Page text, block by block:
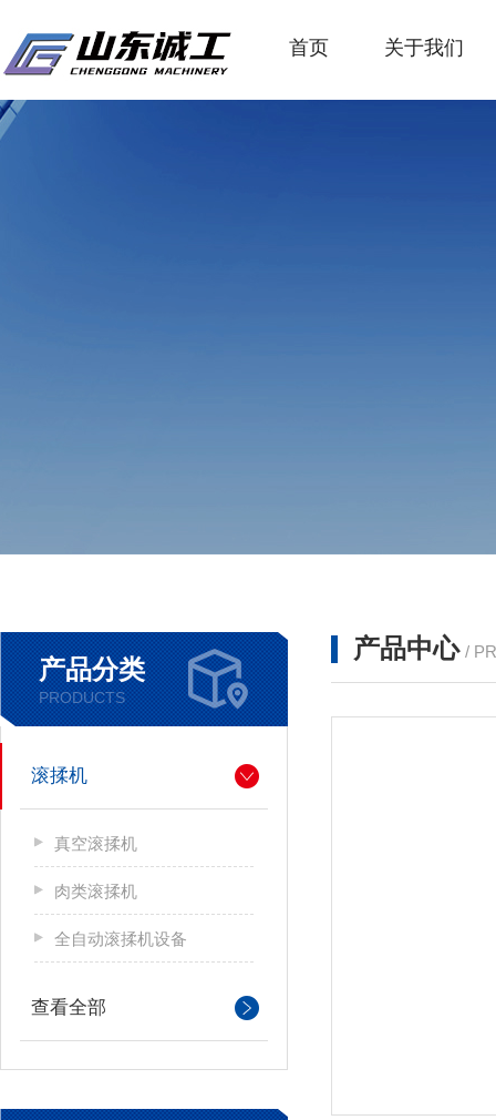
首页 关于我们
产品分类
PRODUCTS
滚揉机
真空滚揉机
肉类滚揉机
全自动滚揉机设备
查看全部
产品中心 /